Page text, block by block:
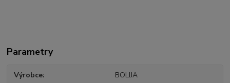
Parametry
Výrobce BOLIJA